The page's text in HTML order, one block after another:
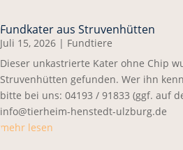
Fundkater aus Struvenhütten
Juli 15, 2026 | Fundtiere
Dieser unkastrierte Kater ohne Chip
Struvenhütten gefunden. Wer ihn
bitte bei uns: 04193 / 91833 (ggf. auf
info@tierheim-henstedt-ulzburg.de
mehr lesen